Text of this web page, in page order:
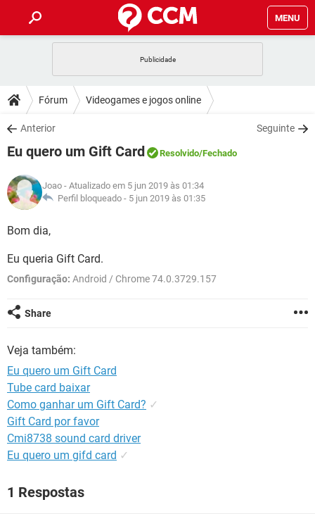
MENU
CELULAR FACEBOOK
OUTLOOK
INSTAGRAM GMAIL
GUIA DE COMPRAS
DICAS
JOGOS WHATSAPP
INSTAGRAM GMAIL
GUIA DE COMPRAS
DOWNLOADS
JOGOS WHATSAPP
CELULAR
OUTLOOK EXCEL
INSTAGRAM
FÓRUM
JOGOS WHATSAPP
CELULAR
OUTLOOK
INSTAGRAM
GUIA DE COMPRAS
GLOSSÁRIO
JOGOS
GUIA DE COMPRAS
Fórum Videogames e jogos online
Anterior Seguinte
Eu quero um Gift Card Resolvido/Fechado
Joao - Atualizado em 5 jun 2019 às 01:34
Perfil bloqueado - 5 jun 2019 às 01:35
Bom dia,
Eu queria Gift Card.
Configuração: Android / Chrome 74.0.3729.157
Share
Veja também:
Eu quero um Gift Card
Tube card baixar
Como ganhar um Gift Card? ✓
Gift Card por favor
Cmi8738 sound card driver
Eu quero um gifd card ✓
1 Respostas